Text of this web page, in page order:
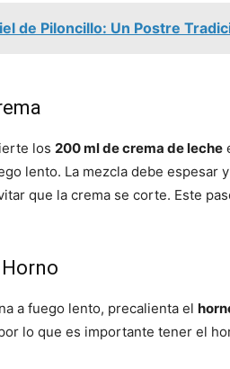
de Piloncillo: Un Postre
los 200 ml de crema de leche
lento. La mezcla debe espesar
que la crema se corte. Este
a fuego lento, precalienta el
lo que es importante tener el